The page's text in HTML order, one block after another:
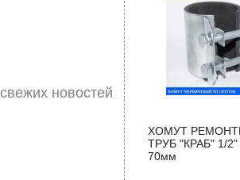
ХОМУТ
ТРУБ "КРАБ" 1/
70мм
новостей